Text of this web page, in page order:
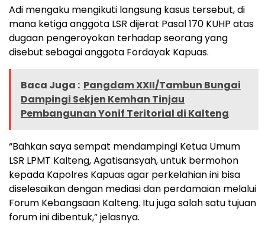
Adi mengaku mengikuti langsung kasus tersebut, di
mana ketiga anggota LSR dijerat Pasal 170 KUHP atas
dugaan pengeroyokan terhadap seorang yang
disebut sebagai anggota Fordayak Kapuas.
Baca Juga : Pangdam XXII/Tambun Bungai
Dampingi Sekjen Kemhan Tinjau
Pembangunan Yonif Teritorial di Kalteng
“Bahkan saya sempat mendampingi Ketua Umum
LSR LPMT Kalteng, Agatisansyah, untuk bermohon
kepada Kapolres Kapuas agar perkelahian ini bisa
diselesaikan dengan mediasi dan perdamaian melalui
Forum Kebangsaan Kalteng. Itu juga salah satu tujuan
forum ini dibentuk,” jelasnya.